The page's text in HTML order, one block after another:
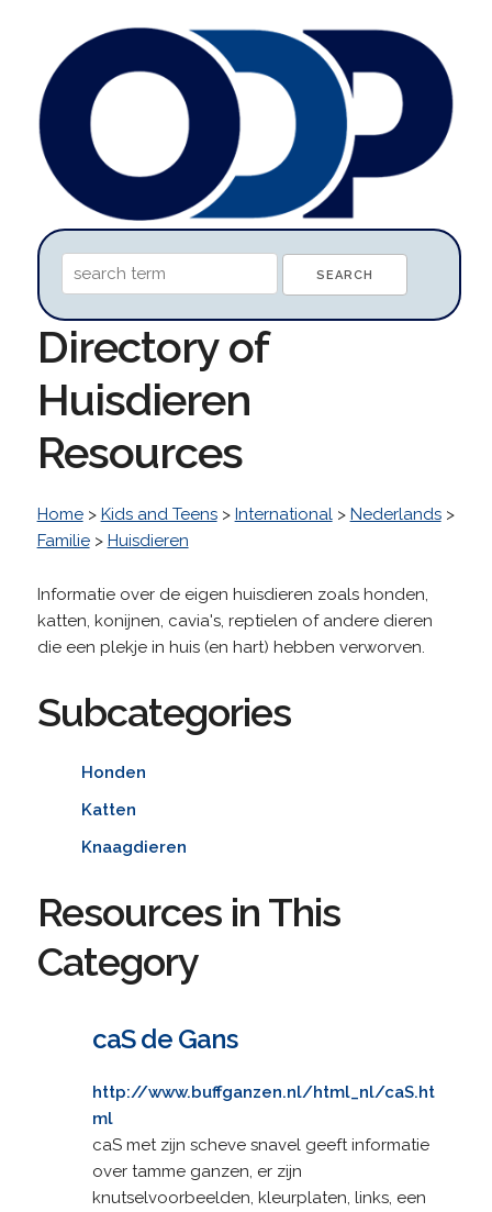
Directory of
Huisdieren
Resources
Home> Kids and Teens> International> Nederlands>
Familie> Huisdieren
Informatie over de eigen huisdieren zoals honden,
katten, konijnen, cavia's, reptielen of andere dieren
die een plekje in huis (en hart) hebben verworven.
Subcategories
Honden
Katten
Knaagdieren
Resources in This
Category
caS de Gans
http://www.buffganzen.nl/html_nl/caS.ht
ml
caS met zijn scheve snavel geeft informatie
over tamme ganzen, er zijn
knutselvoorbeelden, kleurplaten, links, een